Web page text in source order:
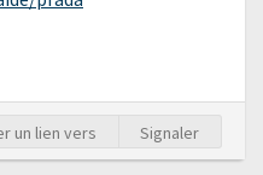
un lien vers Signaler